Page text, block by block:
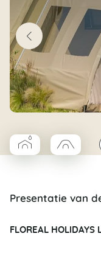
▰Coco Cabane
□Coco
Presentatie van
FLOREAL HOLIDAYS